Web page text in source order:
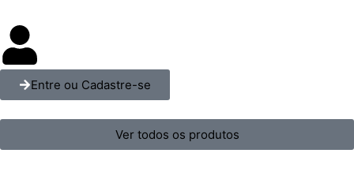
Entre ou Cadastre-se
Ver todos os produtos